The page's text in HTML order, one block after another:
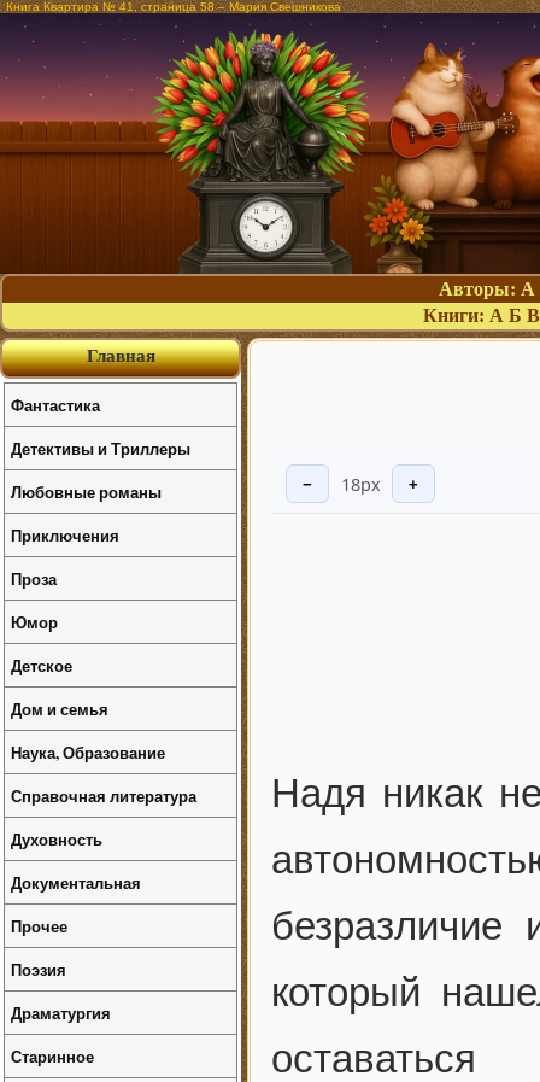
Книга Квартира № 41, страница 58 – Мария Свешникова
Авторы: А
Книги: А Б В
− 18px +
Надя никак
который
Главная
Фантастика
Детективы и Триллеры
Любовные романы
Приключения
Проза
Юмор
Детское
Дом и семья
Наука, Образование
Справочная литература
Духовность
Документальная
Прочее
Поэзия
Драматургия
Старинное